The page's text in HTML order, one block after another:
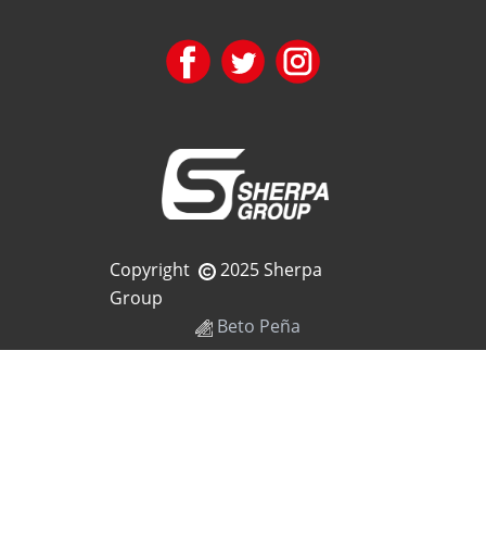
Copyright
2025 Sherpa
Group
Beto Peña